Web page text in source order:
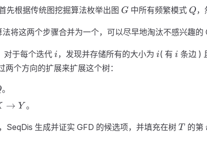
先根据传统图挖掘算法枚举出图 G
G 中所有频繁模式 Q
Q
将这两个步骤合并为一个，可以尽早地淘汰不感兴趣的
对于每个迭代 i
i，发现并存储所有的大小为 i
i( 有 i
i 条边 )
个方向的扩展来扩展这个树：
。
→ Y 。
，SeqDis 生成并证实 GFD 的候选项，并填充在树T
T的第